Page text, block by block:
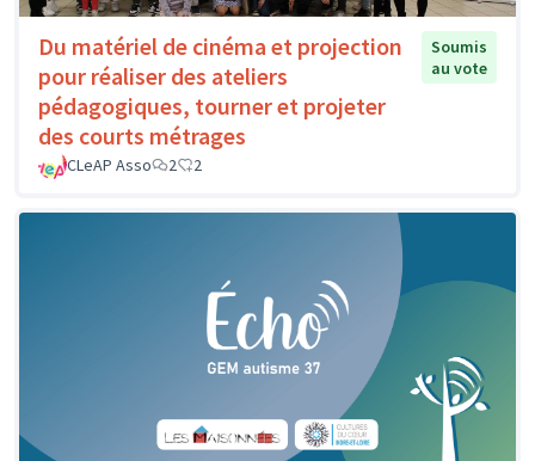
Du matériel de cinéma et projection
pour réaliser des ateliers
pédagogiques, tourner et projeter
des courts métrages
Soumis
au vote
CLeAP Asso 2 2